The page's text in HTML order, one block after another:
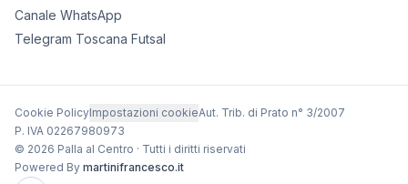
Canale WhatsApp
Telegram Toscana Futsal
Cookie PolicyImpostazioni cookieAut. Trib. di Prato n° 3/2007
P. IVA 02267980973
© 2026 Palla al Centro · Tutti i diritti riservati
Powered By martinifrancesco.it